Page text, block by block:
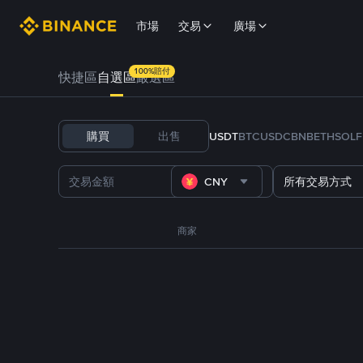
市場 交易 廣場
快捷區自選區嚴選區
100%賠付
購買 出售 USDTBTCUSDCBNBETHSOL
CNY 所有交易方式
商家